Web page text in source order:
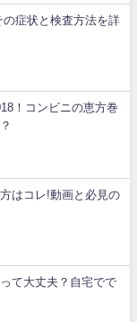
症状と検査方法を詳
！コンビニの恵方巻
はコレ!動画と必見の
て大丈夫？自宅でで